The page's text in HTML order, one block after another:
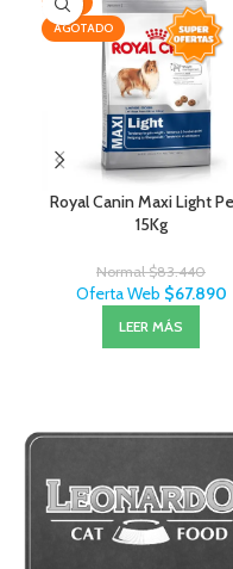
AGOTADO
Royal Canin Maxi Light
15Kg
Normal$83.440
Oferta Web $67.890
LEER MÁS